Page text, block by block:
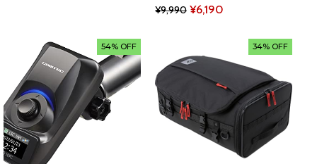
¥9,990 Original
¥9,990.
¥6,190
¥6,190.
54% OFF 34% OFF